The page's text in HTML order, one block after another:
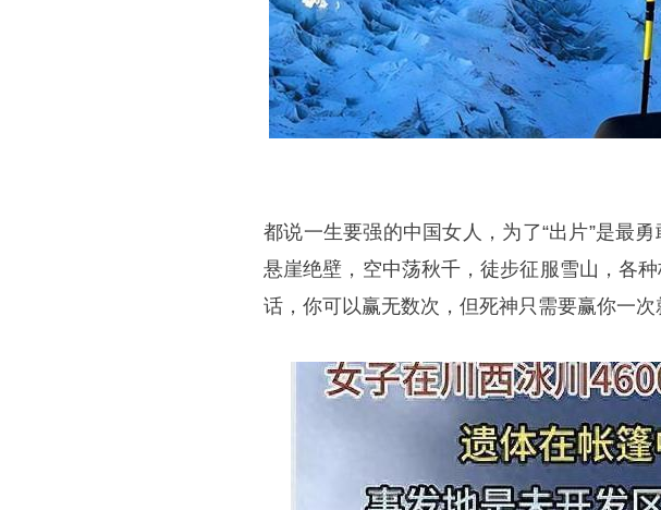
都说一生要强的中国女人，为了“出片”是最
悬崖绝壁，空中荡秋千，徒步征服雪山，各
话，你可以赢无数次，但死神只需要赢你一次